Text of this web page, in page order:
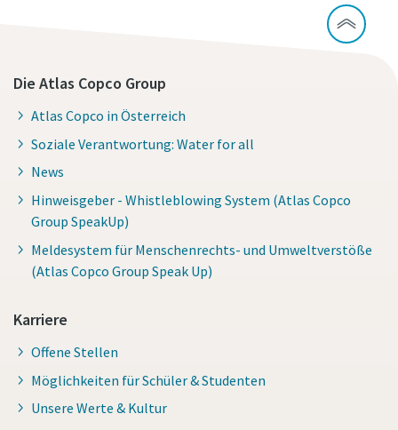
Die Atlas Copco Group
Atlas Copco in Österreich
Soziale Verantwortung: Water for all
News
Hinweisgeber - Whistleblowing System (Atlas Copco
Group SpeakUp)
Meldesystem für Menschenrechts- und Umweltverstöße
(Atlas Copco Group Speak Up)
Karriere
Offene Stellen
Möglichkeiten für Schüler & Studenten
Unsere Werte & Kultur